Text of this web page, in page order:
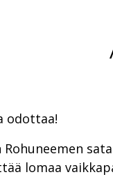
odottaa!
lomaa